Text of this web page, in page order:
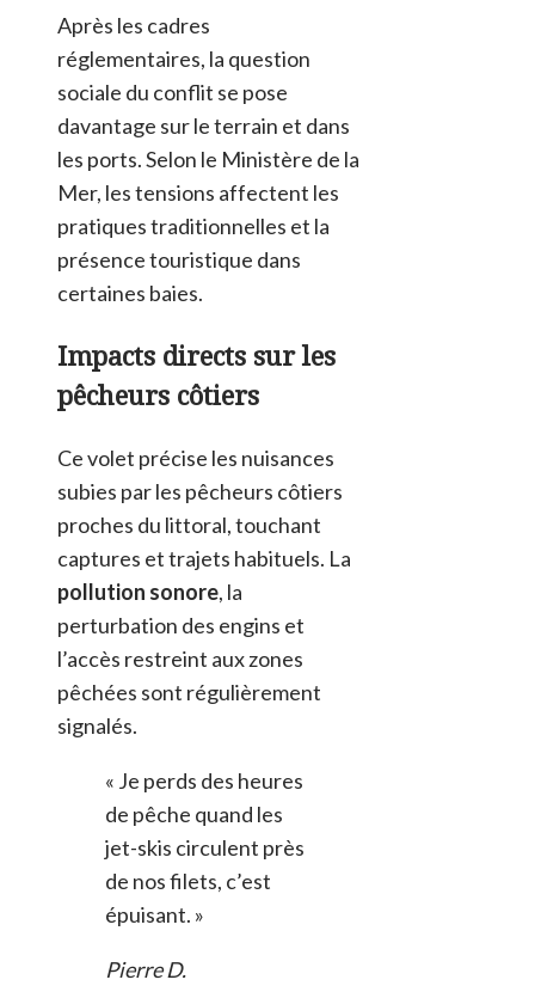
Après les cadres
réglementaires, la question
sociale du conflit se pose
davantage sur le terrain et dans
les ports. Selon le Ministère de la
Mer, les tensions affectent les
pratiques traditionnelles et la
présence touristique dans
certaines baies.
Impacts directs sur les
pêcheurs côtiers
Ce volet précise les nuisances
subies par les pêcheurs côtiers
proches du littoral, touchant
captures et trajets habituels. La
pollution sonore, la
perturbation des engins et
l’accès restreint aux zones
pêchées sont régulièrement
signalés.
« Je perds des heures
de pêche quand les
jet-skis circulent près
de nos filets, c’est
épuisant. »
Pierre D.